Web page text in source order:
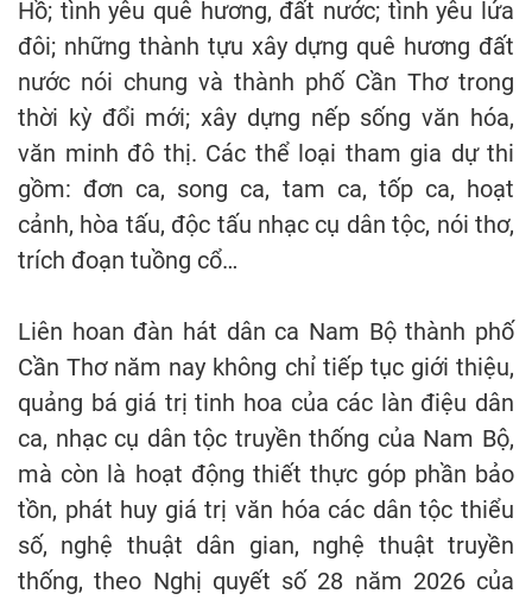
Hồ; tình yêu quê hương, đất nước; tình yêu lứa
đôi; những thành tựu xây dựng quê hương đất
nước nói chung và thành phố Cần Thơ trong
thời kỳ đổi mới; xây dựng nếp sống văn hóa,
văn minh đô thị. Các thể loại tham gia dự thi
gồm: đơn ca, song ca, tam ca, tốp ca, hoạt
cảnh, hòa tấu, độc tấu nhạc cụ dân tộc, nói thơ,
trích đoạn tuồng cổ…
Liên hoan đàn hát dân ca Nam Bộ thành phố
Cần Thơ năm nay không chỉ tiếp tục giới thiệu,
quảng bá giá trị tinh hoa của các làn điệu dân
ca, nhạc cụ dân tộc truyền thống của Nam Bộ,
mà còn là hoạt động thiết thực góp phần bảo
tồn, phát huy giá trị văn hóa các dân tộc thiểu
số, nghệ thuật dân gian, nghệ thuật truyền
thống, theo Nghị quyết số 28 năm 2026 của